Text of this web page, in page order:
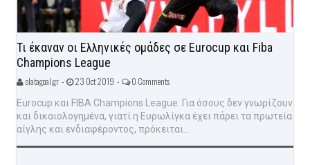
Τι έκαναν οι Ελληνικές ομάδες σε Eurocup και Fiba
Champions League
olatagoal.gr - 23 Oct 2019 - 0 Comments
Eurocup και FIBA Champions League. Για όσους δεν γνωρίζουν
και δικαιολογημένα, γιατί η Ευρωλίγκα έχει πάρει τα πρωτεία
αίγλης και ενδιαφέροντος, πρόκειται...